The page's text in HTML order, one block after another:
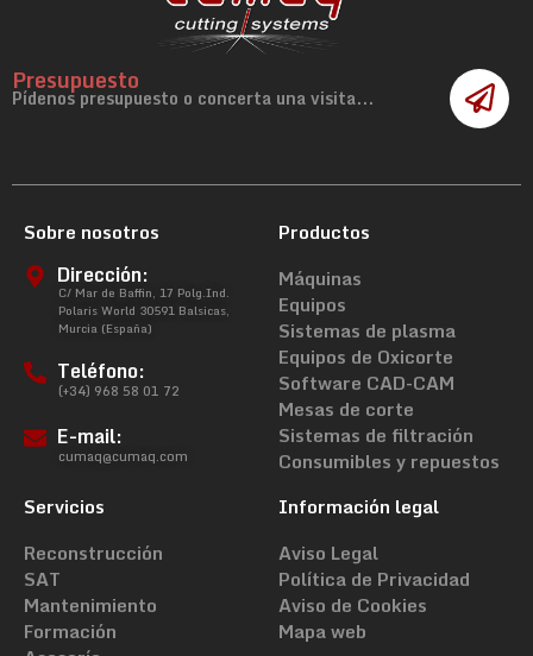
Presupuesto
Pídenos presupuesto o concerta una visita...
Sobre nosotros
Dirección:
C/ Mar de Baffin, 17 Polg.Ind.
Polaris World 30591 Balsicas,
Murcia (España)
Teléfono:
(+34) 968 58 01 72
E-mail:
cumaq@cumaq.com
Productos
Máquinas
Equipos
Sistemas de plasma
Equipos de Oxicorte
Software CAD-CAM
Mesas de corte
Sistemas de filtración
Consumibles y repuestos
Servicios
Reconstrucción
SAT
Mantenimiento
Formación
Información legal
Aviso Legal
Política de Privacidad
Aviso de Cookies
Mapa web